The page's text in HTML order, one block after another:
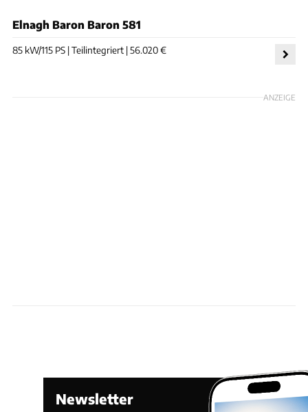
Elnagh Baron Baron 581
85 kW/115 PS | Teilintegriert | 56.020 €
ANZEIGE
Newsletter